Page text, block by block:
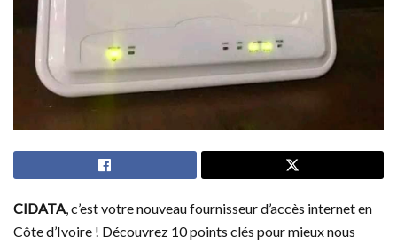
CIDATA, c’est votre nouveau fournisseur d’accès internet en
Côte d’Ivoire ! Découvrez 10 points clés pour mieux nous